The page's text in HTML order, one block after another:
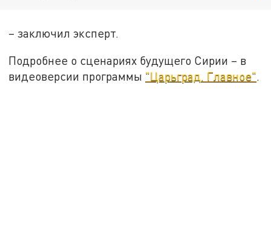
– заключил эксперт.
Подробнее о сценариях будущего Сирии – в
видеоверсии программы "Царьград. Главное".